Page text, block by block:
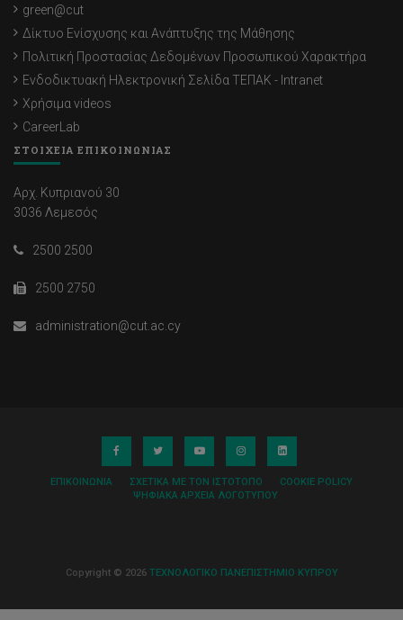
green@cut
Δίκτυο Ενίσχυσης και Ανάπτυξης της Μάθησης
Πολιτική Προστασίας Δεδομένων Προσωπικού Χαρακτήρα
Ενδοδικτυακή Ηλεκτρονική Σελίδα ΤΕΠΑΚ - Intranet
Χρήσιμα videos
CareerLab
ΣΤΟΙΧΕΙΑ ΕΠΙΚΟΙΝΩΝΙΑΣ
Αρχ. Κυπριανού 30
3036 Λεμεσός
2500 2500
2500 2750
administration@cut.ac.cy
ΕΠΙΚΟΙΝΩΝΊΑ ΣΧΕΤΙΚΆ ΜΕ ΤΟΝ ΙΣΤΌΤΟΠΟ
COOKIE POLICY
ΨΗΦΙΑΚΆ ΑΡΧΕΊΑ ΛΟΓΌΤΥΠΟΥ
Copyright © 2026 ΤΕΧΝΟΛΟΓΙΚΟ ΠΑΝΕΠΙΣΤΗΜΙΟ ΚΥΠΡΟΥ